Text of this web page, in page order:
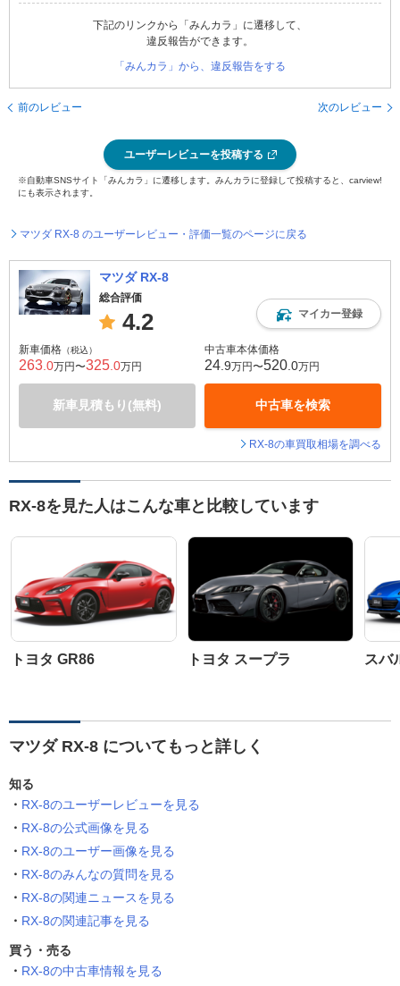
下記のリンクから「みんカラ」に遷移して、
違反報告ができます。
「みんカラ」から、違反報告をする
前のレビュー 次のレビュー
ユーザーレビューを投稿する
※自動車SNSサイト「みんカラ」に遷移します。みんカラに登録して投稿すると、carview!
にも表示されます。
マツダ RX-8 のユーザーレビュー・評価一覧のページに戻る
マツダ RX-8
総合評価
4.2 マイカー登録
新車価格 （税込）
263 .0万円〜325 .0万円
新車見積もり(無料)
中古車本体価格
24 .9万円〜520 .0万円
中古車を検索
RX-8の車買取相場を調べる
RX-8を見た人はこんな車と比較しています
トヨタ GR86 トヨタ スープラ スバ
マツダ RX-8 についてもっと詳しく
知る
RX-8のユーザーレビューを見る
RX-8の公式画像を見る
RX-8のユーザー画像を見る
RX-8のみんなの質問を見る
RX-8の関連ニュースを見る
RX-8の関連記事を見る
買う・売る
RX-8の中古車情報を見る